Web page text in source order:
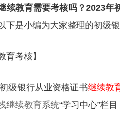
续教育需要考核吗？2023年
下是小编为大家整理的初级
育考核】
级银行从业资格证书继续教
继续教育系统“学习中心”栏